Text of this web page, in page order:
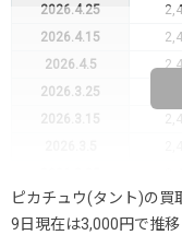
2026.4.25
2026.4.15
2026.4.5
2026.3.25
2026.3.15
2026.2.15
2026.2.5
ピカチュウ(タント)の買
9日現在は3,000円で推移